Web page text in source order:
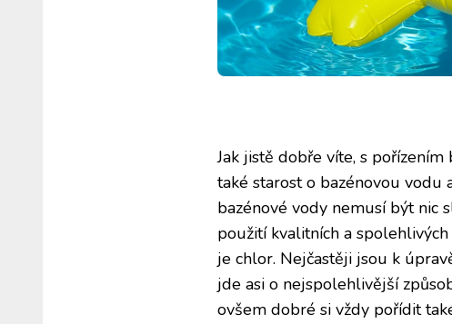
Jak jistě dobře víte, s
také starost o bazénovou vodu
bazénové vody nemusí být nic
použití kvalitních a
je chlor. Nejčastěji jsou k
jde asi o nejspolehlivější
ovšem dobré si vždy pořídit